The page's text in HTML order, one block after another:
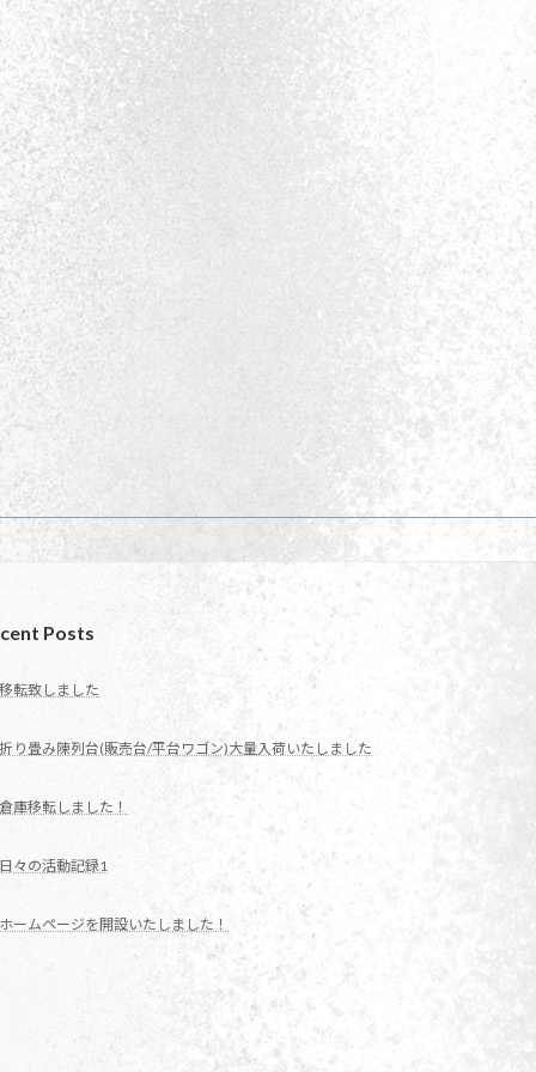
Posts
移転致しました
折り畳み陳列台(販売台/平台ワゴン)大量入荷いたしました
倉庫移転しました！
日々の活動記録1
ホームページを開設いたしました！